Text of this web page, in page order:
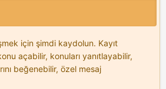
için şimdi kaydolun. Kayıt
açabilir, konuları yanıtlayabilir,
beğenebilir, özel mesaj